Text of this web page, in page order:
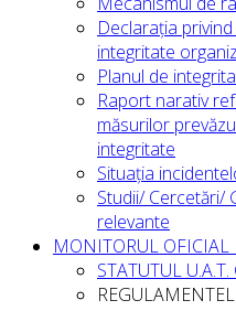
Declarația
integritate
Planul de
Raport narativ
măsurilor
integritate
Situația
Studii/ Cercetări/
relevante
MONITORUL OFICIAL
STATUTUL